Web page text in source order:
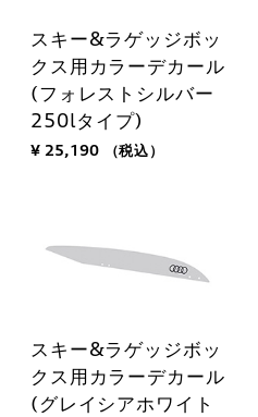
スキー&ラゲッジボッ
クス用カラーデカール
(フォレストシルバー
250lタイプ)
¥ 25,190 （税込）
スキー&ラゲッジボッ
クス用カラーデカール
(グレイシアホワイト